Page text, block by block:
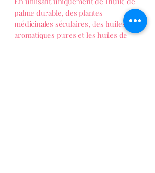
palme durable, des plantes
médicinales séculaires, des huiles
aromatiques pures et les huiles de